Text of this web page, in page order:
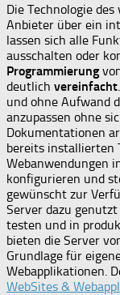
Die Technologie
Anbieter über ein
lassen sich alle
ausschalten oder
Programmierung
deutlich vereinfacht
und ohne Aufwand
anzupassen ohne
Dokumentationen
bereits installierten
Webanwendungen
konfigurieren und
gewünscht zur
Server dazu
testen und in
bieten die Server
Grundlage für
Webapplikationen.
WebSites &